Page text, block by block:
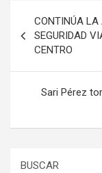
Navegación
de
entradas
CONTINÚA LA
SEGURIDAD
CENTRO
Sari Pérez
BUSCAR